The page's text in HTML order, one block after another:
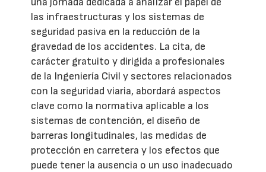
las infraestructuras y los sistemas de
seguridad pasiva en la reducción de la
gravedad de los accidentes. La cita, de
carácter gratuito y dirigida a profesionales
de la Ingeniería Civil y sectores relacionados
con la seguridad viaria, abordará aspectos
clave como la normativa aplicable a los
sistemas de contención, el diseño de
barreras longitudinales, las medidas de
protección en carretera y los efectos que
puede tener la ausencia o un uso inadecuado